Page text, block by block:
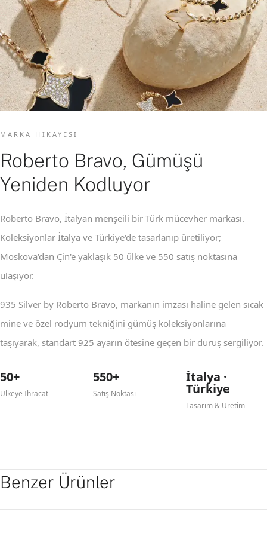
MARKA HIKAYESI
Roberto Bravo, Gümüşü
Yeniden Kodluyor
Roberto Bravo, İtalyan menşeili bir Türk mücevher markası.
Koleksiyonlar İtalya ve Türkiye'de tasarlanıp üretiliyor;
Moskova'dan Çin'e yaklaşık 50 ülke ve 550 satış noktasına
ulaşıyor.
935 Silver by Roberto Bravo, markanın imzası haline gelen sıcak
mine ve özel rodyum tekniğini gümüş koleksiyonlarına
taşıyarak, standart 925 ayarın ötesine geçen bir duruş sergiliyor.
50+
Ülkeye İhracat
550+
Satış Noktası
İtalya ·
Türkiye
Tasarım & Üretim
Benzer Ürünler